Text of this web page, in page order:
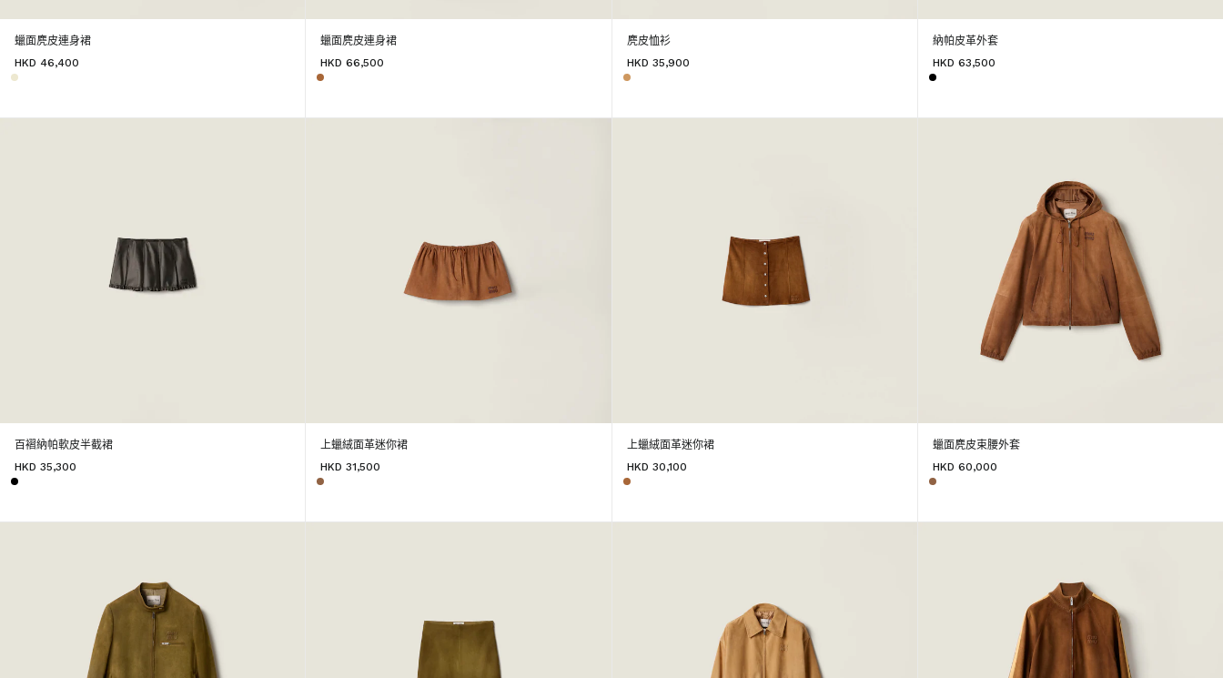
蠟面麂皮連身裙
HKD 46,400
蠟面麂皮連身裙
HKD 66,500
麂皮恤衫
HKD 35,900
納帕皮革外套
HKD 63,500
百褶納帕軟皮半截裙
HKD 35,300
上蠟絨面革迷你裙
HKD 31,500
上蠟絨面革迷你裙
HKD 30,100
蠟面麂皮束腰外套
HKD 60,000